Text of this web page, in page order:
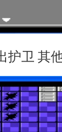
护卫 其